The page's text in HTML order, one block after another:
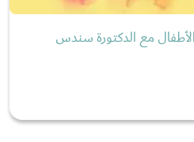
مع الدكتورة سندس